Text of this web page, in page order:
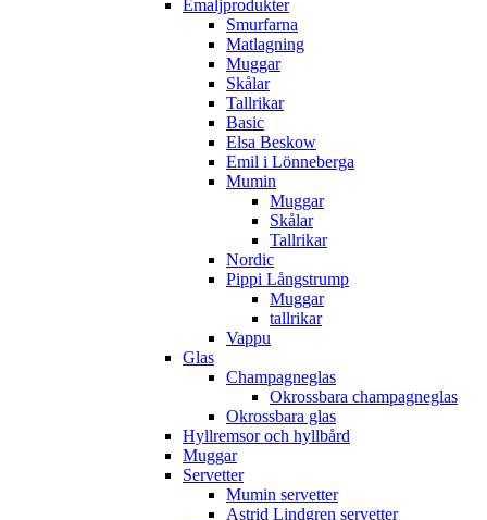
Emaljprodukter
Smurfarna
Matlagning
Muggar
Skålar
Tallrikar
Basic
Elsa Beskow
Emil i Lönneberga
Mumin
Muggar
Skålar
Tallrikar
Nordic
Pippi Långstrump
Muggar
tallrikar
Vappu
Glas
Champagneglas
Okrossbara champagneglas
Okrossbara glas
Hyllremsor och hyllbård
Muggar
Servetter
Mumin servetter
Astrid Lindgren servetter